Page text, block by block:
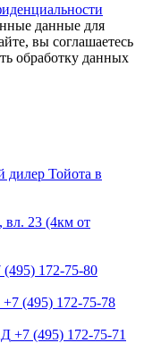
данные для
вы соглашаетесь
обработку данных
Тойота в
вл. 23 (4км от
(495) 172-75-80
+7 (495) 172-75-78
+7 (495) 172-75-71